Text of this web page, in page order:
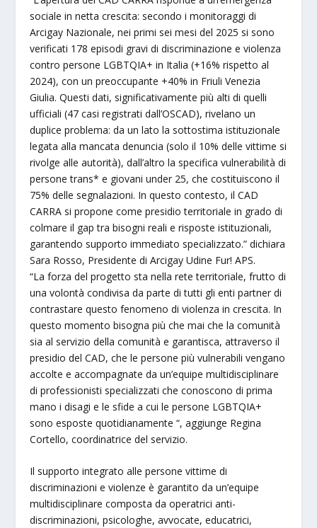
sociale in netta crescita: secondo i monitoraggi di
Arcigay Nazionale, nei primi sei mesi del 2025 si sono
verificati 178 episodi gravi di discriminazione e violenza
contro persone LGBTQIA+ in Italia (+16% rispetto al
2024), con un preoccupante +40% in Friuli Venezia
Giulia. Questi dati, significativamente più alti di quelli
ufficiali (47 casi registrati dall’OSCAD), rivelano un
duplice problema: da un lato la sottostima istituzionale
legata alla mancata denuncia (solo il 10% delle vittime si
rivolge alle autorità), dall’altro la specifica vulnerabilità di
persone trans* e giovani under 25, che costituiscono il
75% delle segnalazioni. In questo contesto, il CAD
CARRA si propone come presidio territoriale in grado di
colmare il gap tra bisogni reali e risposte istituzionali,
garantendo supporto immediato specializzato.” dichiara
Sara Rosso, Presidente di Arcigay Udine Fur! APS.
“La forza del progetto sta nella rete territoriale, frutto di
una volontà condivisa da parte di tutti gli enti partner di
contrastare questo fenomeno di violenza in crescita. In
questo momento bisogna più che mai che la comunità
sia al servizio della comunità e garantisca, attraverso il
presidio del CAD, che le persone più vulnerabili vengano
accolte e accompagnate da un’equipe multidisciplinare
di professionisti specializzati che conoscono di prima
mano i disagi e le sfide a cui le persone LGBTQIA+
sono esposte quotidianamente “, aggiunge Regina
Cortello, coordinatrice del servizio.
Il supporto integrato alle persone vittime di
discriminazioni e violenze è garantito da un’equipe
multidisciplinare composta da operatrici anti-
discriminazioni, psicologhe, avvocate, educatrici,